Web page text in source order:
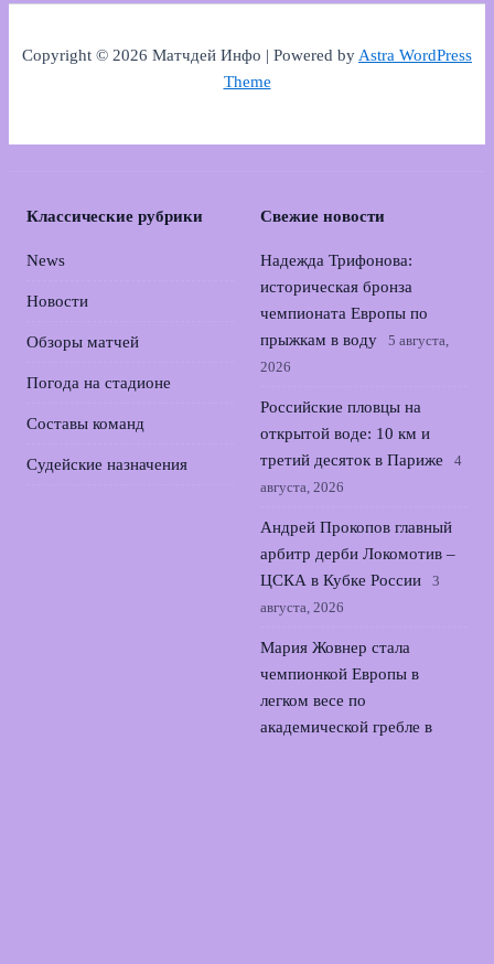
Copyright © 2026 Матчдей Инфо | Powered byAstra WordPress
Theme
Классические рубрики
News
Новости
Обзоры матчей
Погода на стадионе
Составы команд
Судейские назначения
Свежие новости
Надежда Трифонова:
историческая бронза
чемпионата Европы по
прыжкам в воду
5 августа,
2026
Российские пловцы на
открытой воде: 10 км и
третий десяток в Париже
4
августа, 2026
Андрей Прокопов главный
арбитр дерби Локомотив –
ЦСКА в Кубке России
3
августа, 2026
Мария Жовнер стала
чемпионкой Европы в
легком весе по
академической гребле в